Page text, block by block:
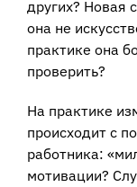
других? Новая
она не
практике она
проверить?
На практике
происходит с
работника:
мотивации?